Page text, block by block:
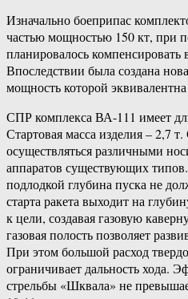
Изначально боеприпас
частью мощностью 150 кт, при
планировалось
Впоследствии была создана
мощность которой
СПР комплекса ВА-111 имеет
Стартовая масса изделия – 2,7
осуществляться различными
аппаратов существующих
подлодкой глубина пуска не
старта ракета выходит на
к цели, создавая газовую
газовая полость позволяет
При этом большой расход
ограничивает дальность хода.
стрельбы «Шквала» не